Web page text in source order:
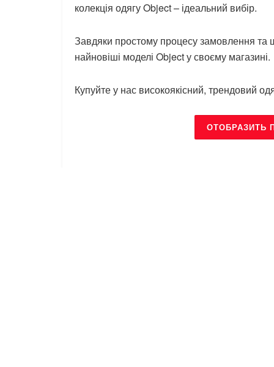
колекція одягу Object – ідеальний вибір.
Завдяки простому процесу замовлення та
найновіші моделі Object у своєму магазині.
Купуйте у нас високоякісний, трендовий
ОТОБРАЗИТЬ